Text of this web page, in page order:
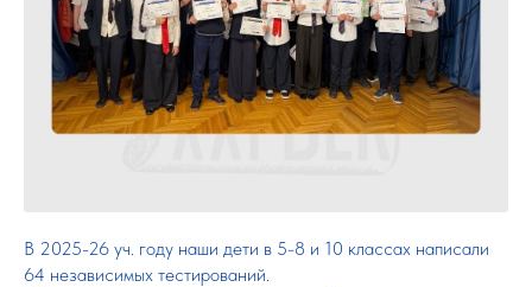
В 2025-26 уч. году наши дети в 5-8 и 10 классах написали
64 независимых тестирований.